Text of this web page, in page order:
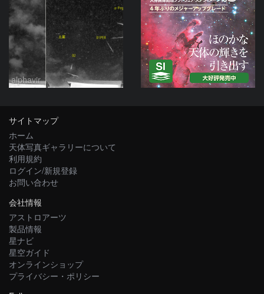
alphavir
サイトマップ
ホーム
天体写真ギャラリーについて
利用規約
ログイン/新規登録
お問い合わせ
会社情報
アストロアーツ
製品情報
星ナビ
星空ガイド
オンラインショップ
プライバシー・ポリシー